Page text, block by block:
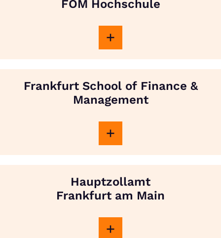
FOM Hochschule
Frankfurt School of Finance &
Management
Hauptzollamt
Frankfurt am Main